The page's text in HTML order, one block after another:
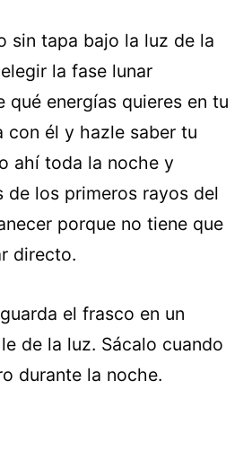
sin tapa bajo la luz de la
la fase lunar
qué energías quieres en tu
con él y hazle saber tu
ahí toda la noche y
de los primeros rayos del
porque no tiene que
directo.
el frasco en un
de la luz. Sácalo cuando
durante la noche.